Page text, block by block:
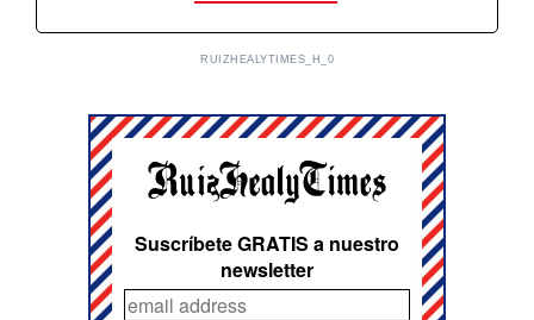
RUIZHEALYTIMES_H_0
Suscríbete GRATIS a nuestro
newsletter